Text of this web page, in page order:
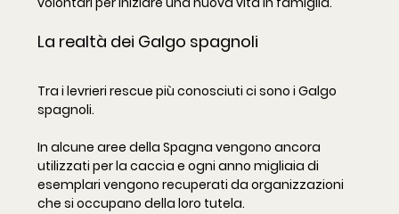
La realtà dei Galgo spagnoli
Tra i levrieri rescue più conosciuti ci sono i Galgo
spagnoli.
In alcune aree della Spagna vengono ancora
utilizzati per la caccia e ogni anno migliaia di
esemplari vengono recuperati da organizzazioni
che si occupano della loro tutela.